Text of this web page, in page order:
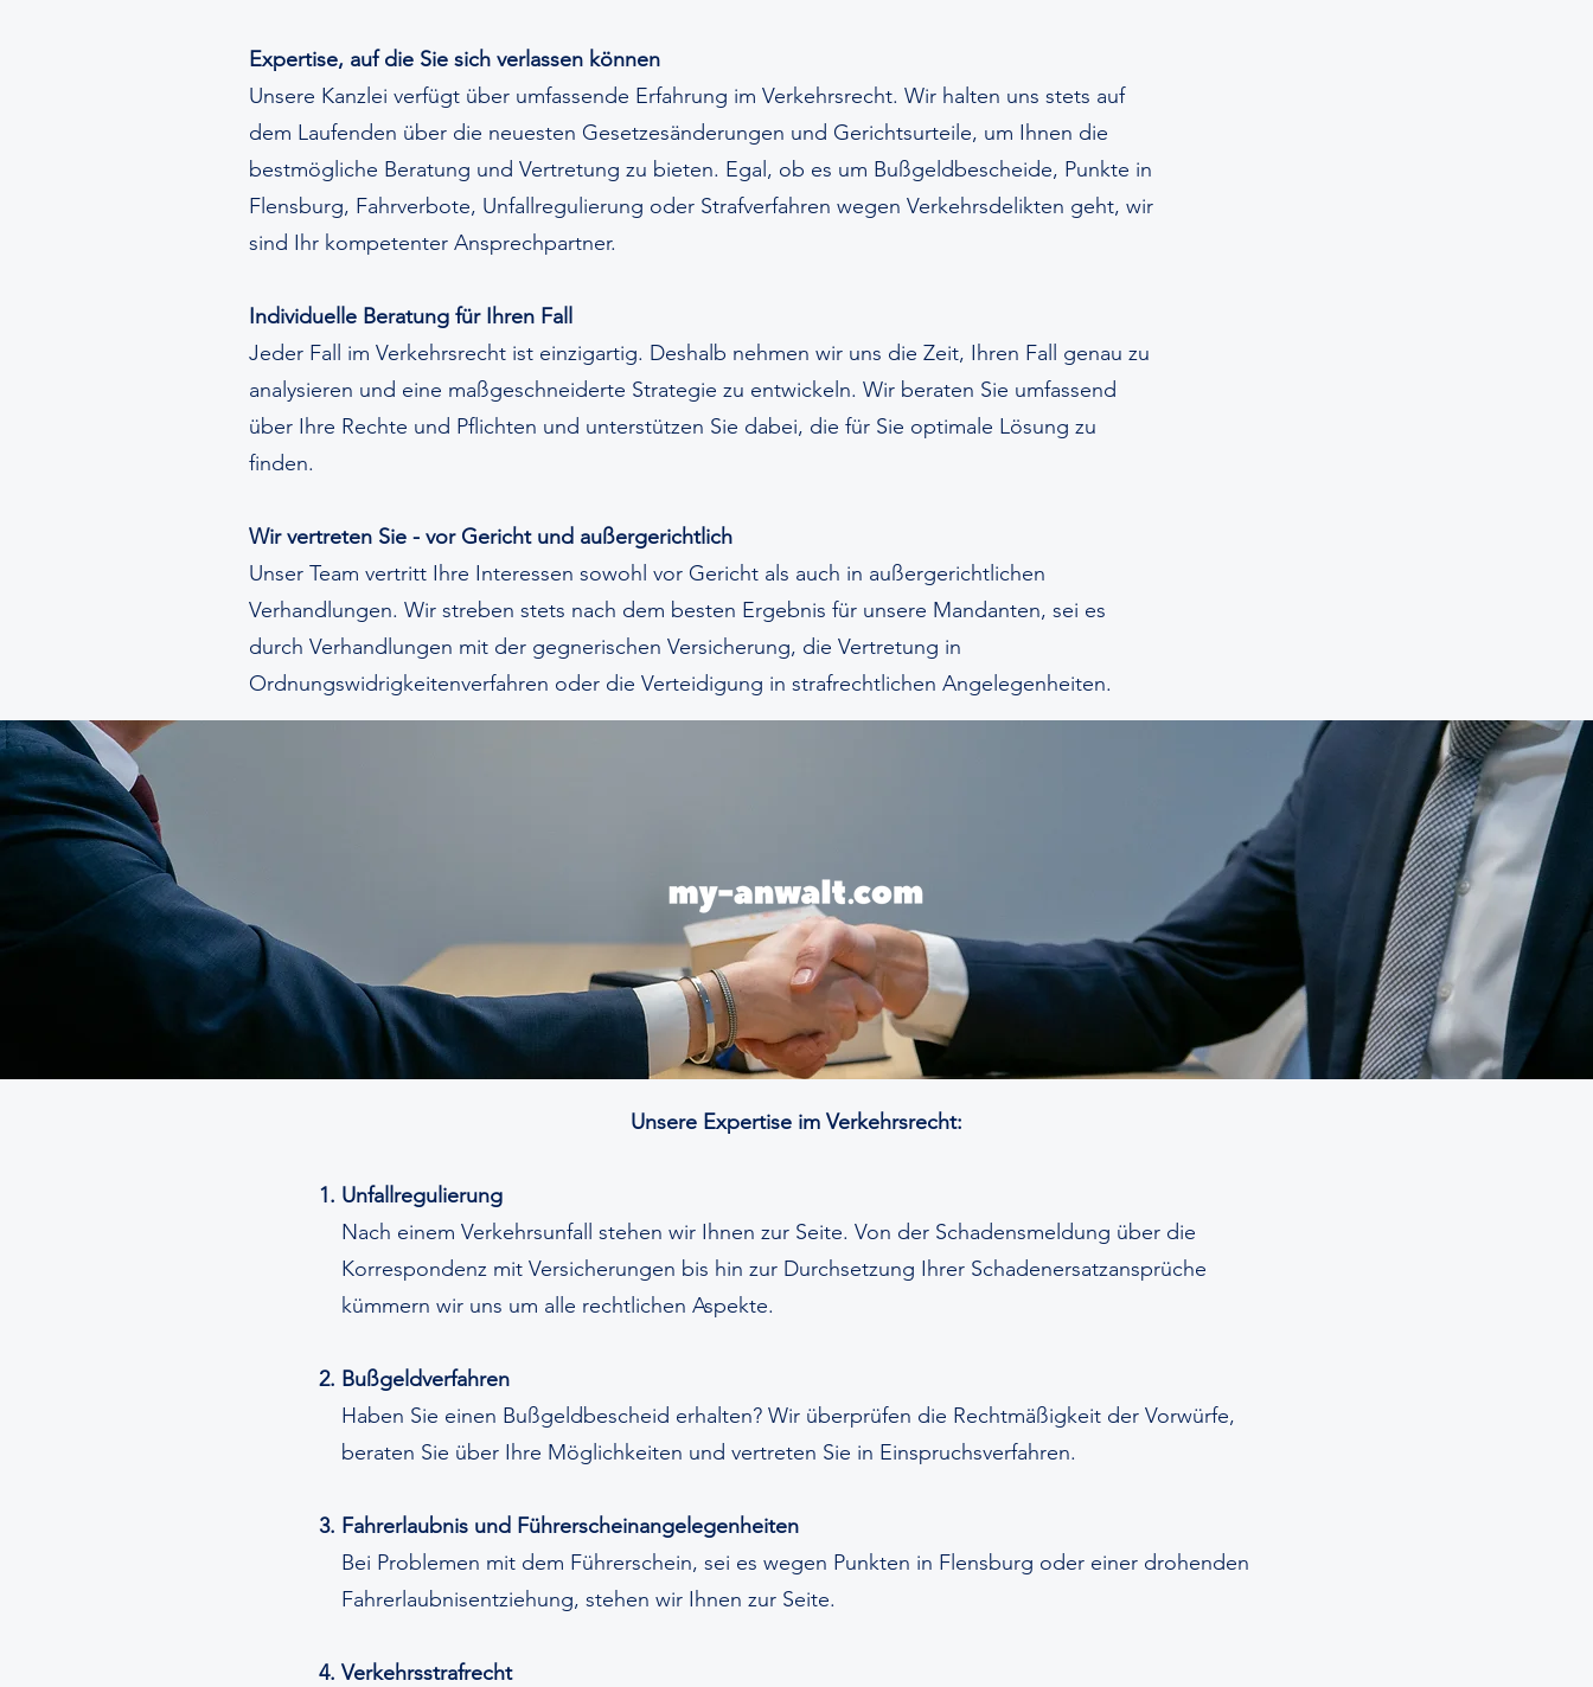
Expertise, auf die Sie sich verlassen können
Unsere Kanzlei verfügt über umfassende Erfahrung im Verkehrsrecht. Wir halten uns stets auf
dem Laufenden über die neuesten Gesetzesänderungen und Gerichtsurteile, um Ihnen die
bestmögliche Beratung und Vertretung zu bieten. Egal, ob es um Bußgeldbescheide, Punkte in
Flensburg, Fahrverbote, Unfallregulierung oder Strafverfahren wegen Verkehrsdelikten geht, wir
sind Ihr kompetenter Ansprechpartner.
Individuelle Beratung für Ihren Fall
Jeder Fall im Verkehrsrecht ist einzigartig. Deshalb nehmen wir uns die Zeit, Ihren Fall genau zu
analysieren und eine maßgeschneiderte Strategie zu entwickeln. Wir beraten Sie umfassend
über Ihre Rechte und Pflichten und unterstützen Sie dabei, die für Sie optimale Lösung zu
finden.
Wir vertreten Sie - vor Gericht und außergerichtlich
Unser Team vertritt Ihre Interessen sowohl vor Gericht als auch in außergerichtlichen
Verhandlungen. Wir streben stets nach dem besten Ergebnis für unsere Mandanten, sei es
durch Verhandlungen mit der gegnerischen Versicherung, die Vertretung in
Ordnungswidrigkeitenverfahren oder die Verteidigung in strafrechtlichen Angelegenheiten.
Unsere Expertise im Verkehrsrecht:
Unfallregulierung
Nach einem Verkehrsunfall stehen wir Ihnen zur Seite. Von der Schadensmeldung über die
Korrespondenz mit Versicherungen bis hin zur Durchsetzung Ihrer Schadenersatzansprüche
kümmern wir uns um alle rechtlichen Aspekte.
Bußgeldverfahren
Haben Sie einen Bußgeldbescheid erhalten? Wir überprüfen die Rechtmäßigkeit der Vorwürfe,
beraten Sie über Ihre Möglichkeiten und vertreten Sie in Einspruchsverfahren.
Fahrerlaubnis und Führerscheinangelegenheiten
Bei Problemen mit dem Führerschein, sei es wegen Punkten in Flensburg oder einer drohenden
Fahrerlaubnisentziehung, stehen wir Ihnen zur Seite.
Verkehrsstrafrecht